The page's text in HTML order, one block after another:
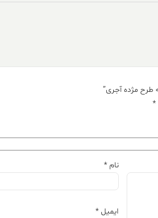
*
نام *
ایمیل *